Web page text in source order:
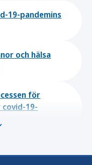
19-pandemins
och hälsa
för
19-